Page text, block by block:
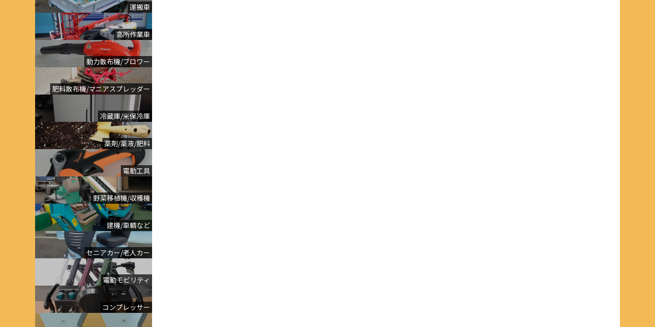
運搬車
高所作業車
動力散布機/ブロワー
肥料散布機/マニアスプレッダー
冷蔵庫/米保冷庫
薬剤/薬液/肥料
電動工具
野菜移植機/収穫機
建機/車輌など
セニアカー/老人カー
電動モビリティ
コンプレッサー